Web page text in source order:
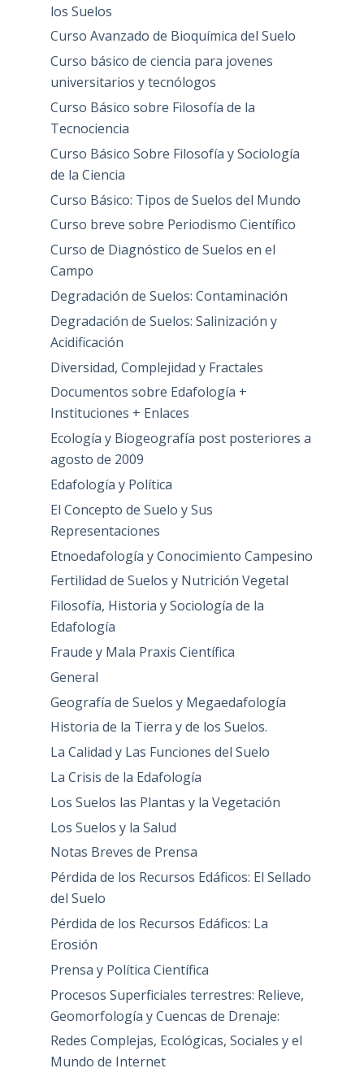
los Suelos
Curso Avanzado de Bioquímica del Suelo
Curso básico de ciencia para jovenes
universitarios y tecnólogos
Curso Básico sobre Filosofía de la
Tecnociencia
Curso Básico Sobre Filosofía y Sociología
de la Ciencia
Curso Básico: Tipos de Suelos del Mundo
Curso breve sobre Periodismo Científico
Curso de Diagnóstico de Suelos en el
Campo
Degradación de Suelos: Contaminación
Degradación de Suelos: Salinización y
Acidificación
Diversidad, Complejidad y Fractales
Documentos sobre Edafología +
Instituciones + Enlaces
Ecología y Biogeografía post posteriores a
agosto de 2009
Edafología y Política
El Concepto de Suelo y Sus
Representaciones
Etnoedafología y Conocimiento Campesino
Fertilidad de Suelos y Nutrición Vegetal
Filosofía, Historia y Sociología de la
Edafología
Fraude y Mala Praxis Científica
General
Geografía de Suelos y Megaedafología
Historia de la Tierra y de los Suelos.
La Calidad y Las Funciones del Suelo
La Crisis de la Edafología
Los Suelos las Plantas y la Vegetación
Los Suelos y la Salud
Notas Breves de Prensa
Pérdida de los Recursos Edáficos: El Sellado
del Suelo
Pérdida de los Recursos Edáficos: La
Erosión
Prensa y Política Científica
Procesos Superficiales terrestres: Relieve,
Geomorfología y Cuencas de Drenaje:
Redes Complejas, Ecológicas, Sociales y el
Mundo de Internet